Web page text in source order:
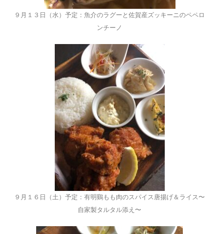
９月１３日（水）予定：魚介のラグーと佐賀産ズッキーニのペペロ
ンチーノ
９月１６日（土）予定：有明鷄もも肉のスパイス唐揚げ＆ライス〜
自家製タルタル添え〜